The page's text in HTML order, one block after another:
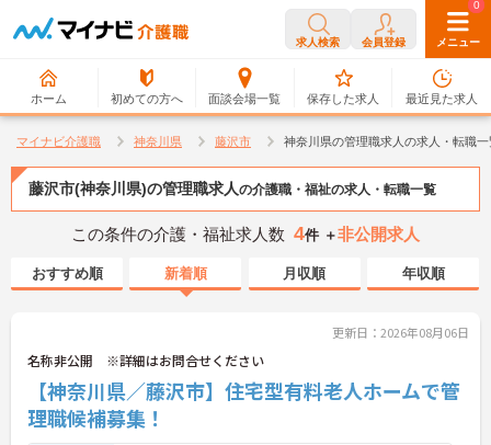
求人検索 会員登録 メニュー
ホーム 初めての方へ 面談会場一覧
0
保存した求人
0
最近見た求人
マイナビ介護職 神奈川県 藤沢市 神奈川県の管理職求人の求人・転職一
藤沢市(神奈川県)の管理職求人の介護職・福祉の求人・転職一覧
この条件の介護・福祉求人数 4件 ＋非公開求人
おすすめ順 新着順 月収順 年収順
更新日：2026年08月06日
名称非公開 ※詳細はお問合せください
【神奈川県／藤沢市】住宅型有料老人ホームで管
理職候補募集！